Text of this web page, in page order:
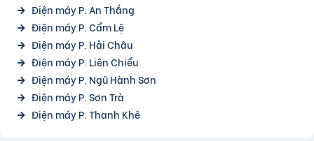
Điện máy P. An Thắng
Điện máy P. Cẩm Lệ
Điện máy P. Hải Châu
Điện máy P. Liên Chiểu
Điện máy P. Ngũ Hành Sơn
Điện máy P. Sơn Trà
Điện máy P. Thanh Khê